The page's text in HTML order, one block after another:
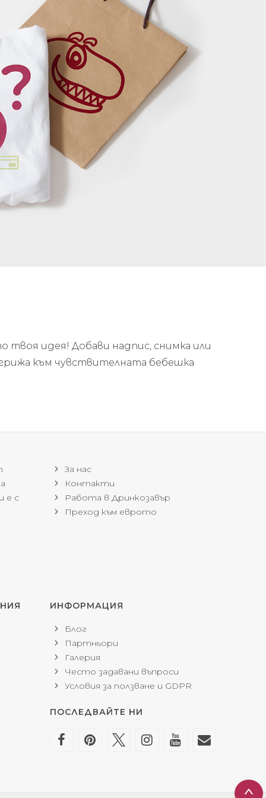
твоя идея! Добави надпис, снимка или
към чувствителната бебешка
е с
За нас
Контакти
Работа в Дринкозавър
Преход към еврото
ИНФОРМАЦИЯ
Блог
Партньори
Галерия
Често задавани въпроси
Условия за ползване и GDPR
ПОСЛЕДВАЙТЕ НИ